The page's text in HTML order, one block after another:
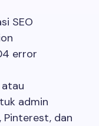
SEO
error
admin
Pinterest, dan